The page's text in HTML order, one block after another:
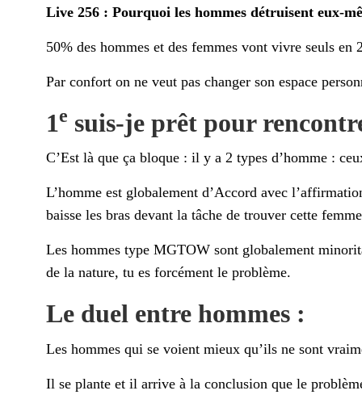
Live 256 : Pourquoi les hommes détruisent eux-
50% des hommes et des femmes vont vivre seuls
Par confort on ne veut pas changer son espace
1e suis-je prêt pour
C’Est là que ça bloque : il y a 2 types d’homme :
L’homme est globalement d’Accord avec
baisse les bras devant la tâche de trouver cette
Les hommes type MGTOW sont globalement
de la nature, tu es forcément le problème.
Le duel entre hommes :
Les hommes qui se voient mieux qu’ils ne sont
Il se plante et il arrive à la conclusion que le